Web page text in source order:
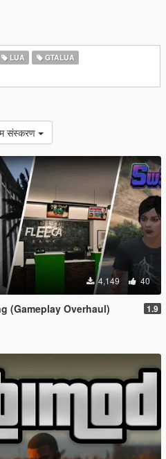
LUA
GTALUA
संस्करण
4,149 40
(Gameplay Overhaul) 1.9